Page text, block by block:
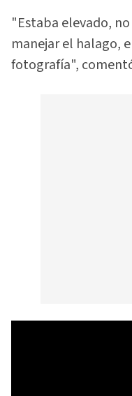
"Estaba elevado,
manejar el halago,
fotografía",